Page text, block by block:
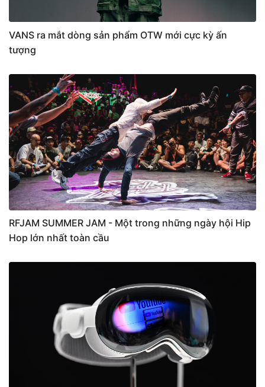
VANS ra mắt dòng sản phẩm OTW mới cực kỳ ấn
tượng
RFJAM SUMMER JAM - Một trong những ngày hội Hip
Hop lớn nhất toàn cầu